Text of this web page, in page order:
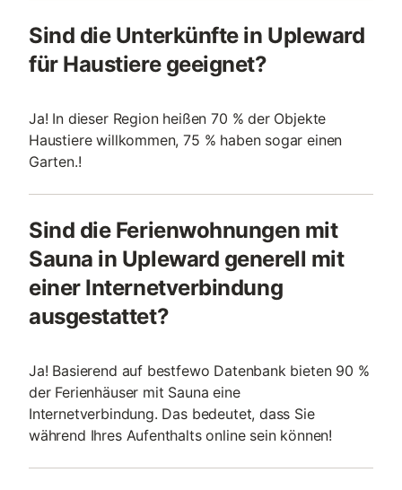
Sind die Unterkünfte in Upleward
für Haustiere geeignet?
Ja! In dieser Region heißen 70 % der Objekte
Haustiere willkommen, 75 % haben sogar einen
Garten.!
Sind die Ferienwohnungen mit
Sauna in Upleward generell mit
einer Internetverbindung
ausgestattet?
Ja! Basierend auf bestfewo Datenbank bieten 90 %
der Ferienhäuser mit Sauna eine
Internetverbindung. Das bedeutet, dass Sie
während Ihres Aufenthalts online sein können!